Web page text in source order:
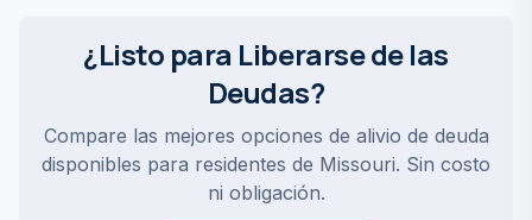
¿Listo para Liberarse de las
Deudas?
Compare las mejores opciones de alivio de deuda
disponibles para residentes de Missouri. Sin costo
ni obligación.